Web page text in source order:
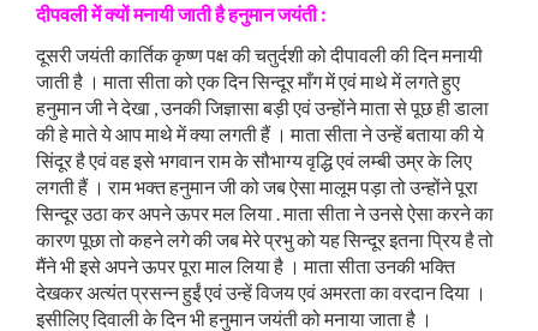
दीपवलीमेंक्योंमनायीजातीहैहनुमानजयंती:
दूसरी जयंती कार्तिक कृष्ण पक्ष की चतुर्दशी को दीपावली की दिन मनायी
जाती है । माता सीता को एक दिन सिन्दूर माँग में एवं माथे में लगते हुए
हनुमान जी ने देखा , उनकी जिज्ञासा बड़ी एवं उन्होंने माता से पूछ ही डाला
की हे माते ये आप माथे में क्या लगती हैं । माता सीता ने उन्हें बताया की ये
सिंदूर है एवं वह इसे भगवान राम के सौभाग्य वृद्धि एवं लम्बी उम्र के लिए
लगती हैं । राम भक्त हनुमान जी को जब ऐसा मालूम पड़ा तो उन्होंने पूरा
सिन्दूर उठा कर अपने ऊपर मल लिया . माता सीता ने उनसे ऐसा करने का
कारण पूछा तो कहने लगे की जब मेरे प्रभु को यह सिन्दूर इतना प्रिय है तो
मैंने भी इसे अपने ऊपर पूरा माल लिया है । माता सीता उनकी भक्ति
देखकर अत्यंत प्रसन्न हुईं एवं उन्हें विजय एवं अमरता का वरदान दिया ।
इसीलिए दिवाली के दिन भी हनुमान जयंती को मनाया जाता है ।